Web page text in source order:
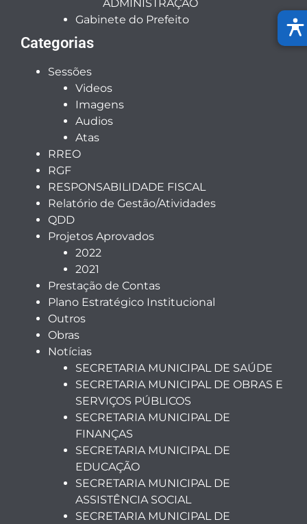
ADMINISTRAÇÃO
Gabinete do Prefeito
Categorias
Sessões
Videos
Imagens
Audios
Atas
RREO
RGF
RESPONSABILIDADE FISCAL
Relatório de Gestão/Atividades
QDD
Projetos Aprovados
2022
2021
Prestação de Contas
Plano Estratégico Institucional
Outros
Obras
Notícias
SECRETARIA MUNICIPAL DE SAÚDE
SECRETARIA MUNICIPAL DE OBRAS E
SERVIÇOS PÚBLICOS
SECRETARIA MUNICIPAL DE
FINANÇAS
SECRETARIA MUNICIPAL DE
EDUCAÇÃO
SECRETARIA MUNICIPAL DE
ASSISTÊNCIA SOCIAL
SECRETARIA MUNICIPAL DE